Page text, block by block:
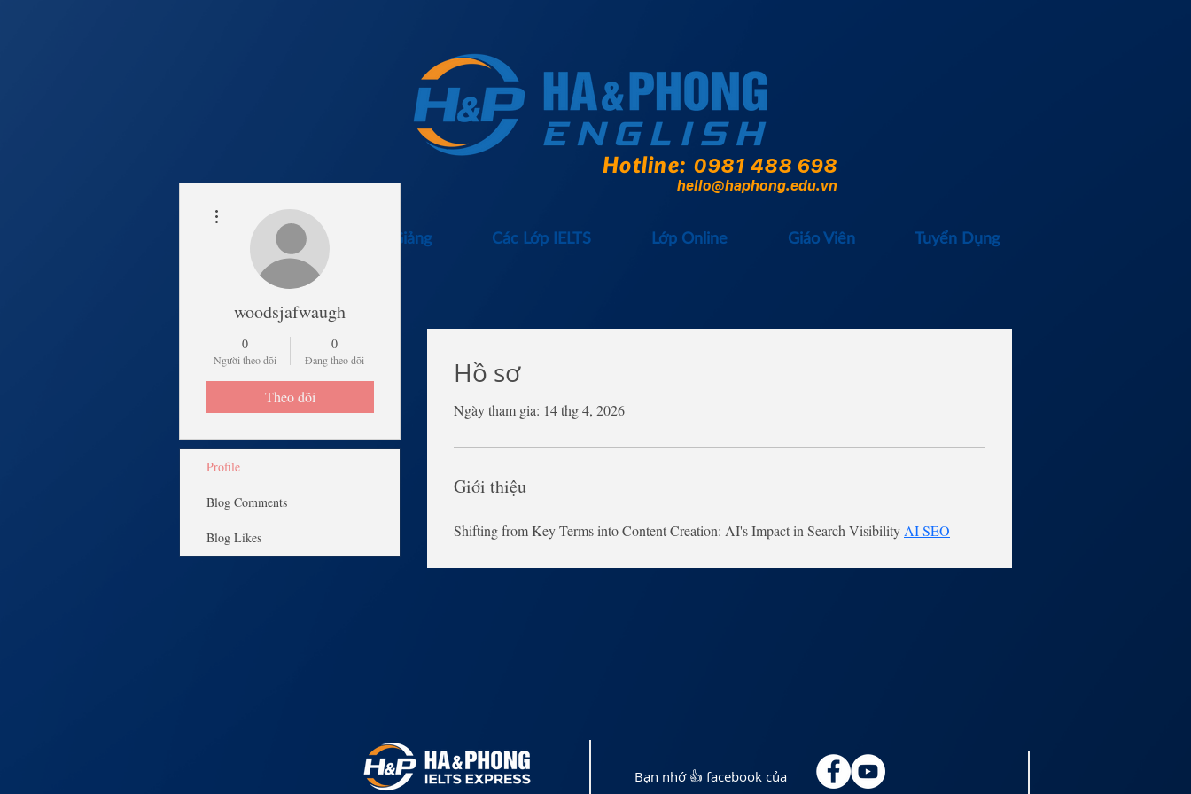
Hotline: 0981 488 698
hello@haphong.edu.vn
Trang Chủ Lịch Khai Giảng Các Lớp IELTS Lớp Online Giáo Viên Tuyển Dụng
Hồ sơ
Ngày tham gia: 14 thg 4, 2026
Giới thiệu
Shifting from Key Terms into Content Creation: AI's Impact in Search Visibility AI SEO
woodsjafwaugh
0
Người theo dõi
0
Đang theo dõi
Theo dõi
Profile
Blog Comments
Blog Likes
Bạn nhớ 👍 facebook của